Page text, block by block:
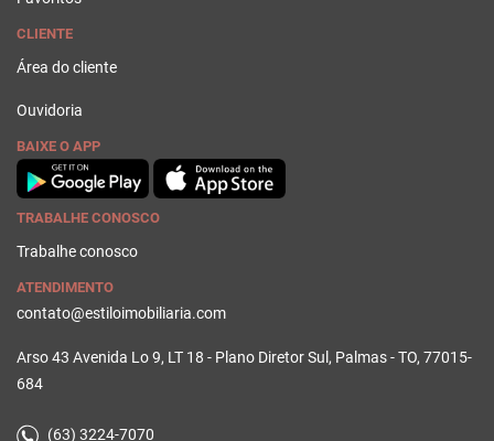
CLIENTE
Área do cliente
Ouvidoria
BAIXE O APP
TRABALHE CONOSCO
Trabalhe conosco
ATENDIMENTO
contato@estiloimobiliaria.com
Arso 43 Avenida Lo 9, LT 18 - Plano Diretor Sul, Palmas - TO, 77015-
684
(63) 3224-7070